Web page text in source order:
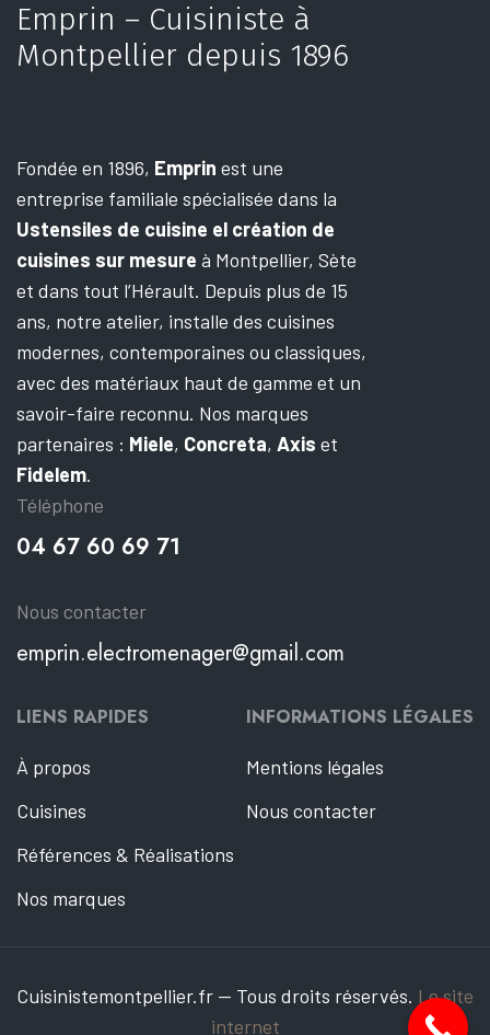
Emprin – Cuisiniste à
Montpellier depuis 1896
Fondée en 1896, Emprin est une
entreprise familiale spécialisée dans la
Ustensiles de cuisine el création de
cuisines sur mesure à Montpellier, Sète
et dans tout l’Hérault. Depuis plus de 15
ans, notre atelier, installe des cuisines
modernes, contemporaines ou classiques,
avec des matériaux haut de gamme et un
savoir-faire reconnu. Nos marques
partenaires : Miele, Concreta, Axis et
Fidelem.
Téléphone
04 67 60 69 71
Nous contacter
emprin.electromenager@gmail.com
LIENS RAPIDES
À propos
Cuisines
Références & Réalisations
Nos marques
INFORMATIONS LÉGALES
Mentions légales
Nous contacter
Cuisinistemontpellier.fr — Tous droits réservés. Le site
internet